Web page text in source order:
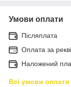
Умови оплати
Післяплата
Оплата за
Наложений
Всі умови оплати